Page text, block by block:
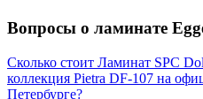
Вопросы о ламинате
Сколько стоит Ламинат SPC
коллекция Pietra DF-107 на
Петербурге?